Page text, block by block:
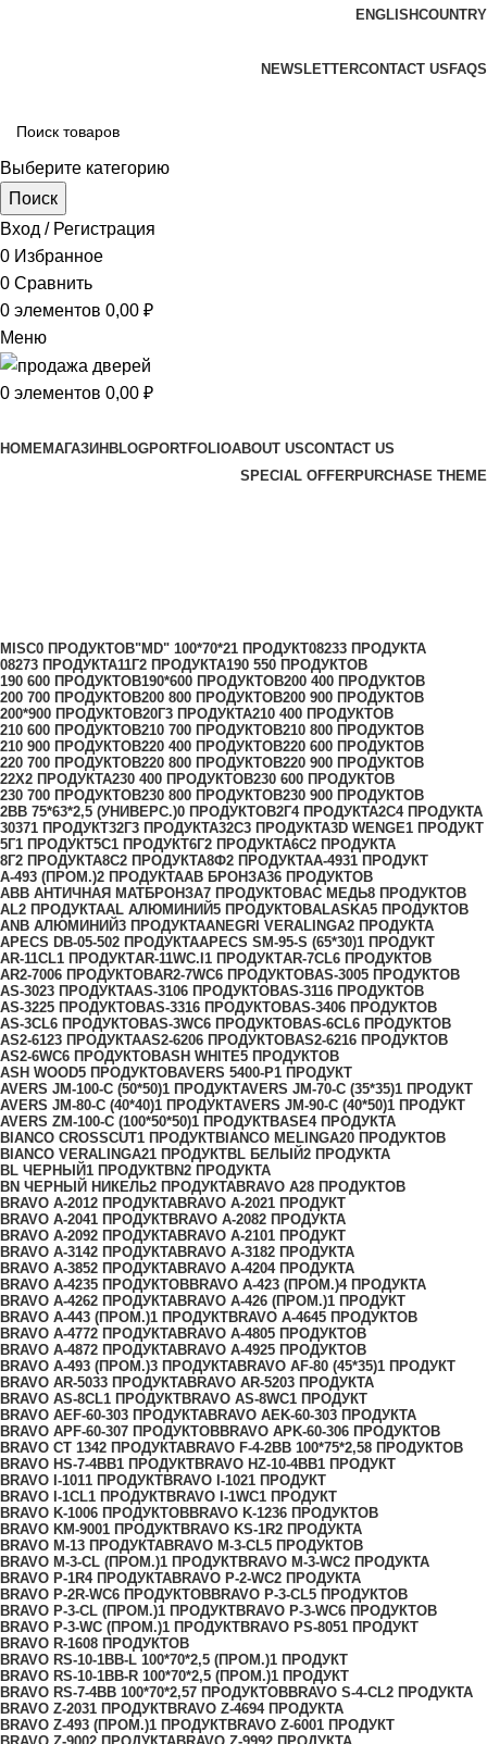
ENGLISHCOUNTRY
NEWSLETTERCONTACT US FAQS
Выберите категорию
Поиск
Вход / Регистрация
0 Избранное
0 Сравнить
0 элементов 0,00 ₽
Меню
0 элементов 0,00 ₽
HOMEМАГАЗИН BLOGPORTFOLIOABOUT USCONTACT US
SPECIAL OFFERPURCHASE THEME
MISC0 ПРОДУКТОВ"MD" 100*70*21 ПРОДУКТ08233 ПРОДУКТА
08273 ПРОДУКТА11Г2 ПРОДУКТА190 550 ПРОДУКТОВ
190 600 ПРОДУКТОВ190*600 ПРОДУКТОВ200 400 ПРОДУКТОВ
200 700 ПРОДУКТОВ200 800 ПРОДУКТОВ200 900 ПРОДУКТОВ
200*900 ПРОДУКТОВ20Г3 ПРОДУКТА210 400 ПРОДУКТОВ
210 600 ПРОДУКТОВ210 700 ПРОДУКТОВ210 800 ПРОДУКТОВ
210 900 ПРОДУКТОВ220 400 ПРОДУКТОВ220 600 ПРОДУКТОВ
220 700 ПРОДУКТОВ220 800 ПРОДУКТОВ220 900 ПРОДУКТОВ
22Х2 ПРОДУКТА230 400 ПРОДУКТОВ230 600 ПРОДУКТОВ
230 700 ПРОДУКТОВ230 800 ПРОДУКТОВ230 900 ПРОДУКТОВ
2ВВ 75*63*2,5 (УНИВЕРС.)0 ПРОДУКТОВ2Г4 ПРОДУКТА2С4 ПРОДУКТА
30371 ПРОДУКТ32Г3 ПРОДУКТА32С3 ПРОДУКТА3D WENGE1 ПРОДУКТ
5Г1 ПРОДУКТ5С1 ПРОДУКТ6Г2 ПРОДУКТА6С2 ПРОДУКТА
8Г2 ПРОДУКТА8С2 ПРОДУКТА8Ф2 ПРОДУКТАA-4931 ПРОДУКТ
A-493 (ПРОМ.)2 ПРОДУКТАAB БРОНЗА36 ПРОДУКТОВ
ABB АНТИЧНАЯ МАТБРОНЗА7 ПРОДУКТОВAC МЕДЬ8 ПРОДУКТОВ
AL2 ПРОДУКТАAL АЛЮМИНИЙ5 ПРОДУКТОВALASKA5 ПРОДУКТОВ
ANB АЛЮМИНИЙ3 ПРОДУКТАANEGRI VERALINGA2 ПРОДУКТА
APECS DB-05-502 ПРОДУКТАAPECS SM-95-S (65*30)1 ПРОДУКТ
AR-11CL1 ПРОДУКТAR-11WC.I 1 ПРОДУКТAR-7CL6 ПРОДУКТОВ
AR2-7006 ПРОДУКТОВAR2-7WC6 ПРОДУКТОВAS-3005 ПРОДУКТОВ
AS-3023 ПРОДУКТАAS-3106 ПРОДУКТОВAS-3116 ПРОДУКТОВ
AS-3225 ПРОДУКТОВAS-3316 ПРОДУКТОВAS-3406 ПРОДУКТОВ
AS-3CL6 ПРОДУКТОВAS-3WC6 ПРОДУКТОВAS-6CL6 ПРОДУКТОВ
AS2-6123 ПРОДУКТАAS2-6206 ПРОДУКТОВAS2-6216 ПРОДУКТОВ
AS2-6WC6 ПРОДУКТОВASH WHITE5 ПРОДУКТОВ
ASH WOOD5 ПРОДУКТОВAVERS 5400-P1 ПРОДУКТ
AVERS JМ-100-С (50*50)1 ПРОДУКТAVERS JМ-70-С (35*35)1 ПРОДУКТ
AVERS JМ-80-С (40*40)1 ПРОДУКТAVERS JМ-90-С (40*50)1 ПРОДУКТ
AVERS ZM-100-С (100*50*50)1 ПРОДУКТBASE4 ПРОДУКТА
BIANCO CROSSCUT1 ПРОДУКТBIANCO MELINGA20 ПРОДУКТОВ
BIANCO VERALINGA21 ПРОДУКТBL БЕЛЫЙ2 ПРОДУКТА
BL ЧЕРНЫЙ1 ПРОДУКТBN2 ПРОДУКТА
BN ЧЕРНЫЙ НИКЕЛЬ2 ПРОДУКТАBRAVO A28 ПРОДУКТОВ
BRAVO A-2012 ПРОДУКТАBRAVO A-2021 ПРОДУКТ
BRAVO A-2041 ПРОДУКТBRAVO A-2082 ПРОДУКТА
BRAVO A-2092 ПРОДУКТАBRAVO A-2101 ПРОДУКТ
BRAVO A-3142 ПРОДУКТАBRAVO A-3182 ПРОДУКТА
BRAVO A-3852 ПРОДУКТАBRAVO A-4204 ПРОДУКТА
BRAVO A-4235 ПРОДУКТОВBRAVO A-423 (ПРОМ.)4 ПРОДУКТА
BRAVO A-4262 ПРОДУКТАBRAVO A-426 (ПРОМ.)1 ПРОДУКТ
BRAVO A-443 (ПРОМ.)1 ПРОДУКТBRAVO A-4645 ПРОДУКТОВ
BRAVO A-4772 ПРОДУКТАBRAVO A-4805 ПРОДУКТОВ
BRAVO A-4872 ПРОДУКТАBRAVO A-4925 ПРОДУКТОВ
BRAVO A-493 (ПРОМ.)3 ПРОДУКТАBRAVO AF-80 (45*35)1 ПРОДУКТ
BRAVO AR-5033 ПРОДУКТАBRAVO AR-5203 ПРОДУКТА
BRAVO AS-8CL1 ПРОДУКТBRAVO AS-8WC1 ПРОДУКТ
BRAVO AЕF-60-303 ПРОДУКТАBRAVO AЕK-60-303 ПРОДУКТА
BRAVO AРF-60-307 ПРОДУКТОВBRAVO AРK-60-306 ПРОДУКТОВ
BRAVO CT 1342 ПРОДУКТАBRAVO F-4-2BB 100*75*2,58 ПРОДУКТОВ
BRAVO HS-7-4BB1 ПРОДУКТBRAVO HZ-10-4BB1 ПРОДУКТ
BRAVO I-1011 ПРОДУКТBRAVO I-1021 ПРОДУКТ
BRAVO I-1CL1 ПРОДУКТBRAVO I-1WC1 ПРОДУКТ
BRAVO K-1006 ПРОДУКТОВBRAVO K-1236 ПРОДУКТОВ
BRAVO KM-9001 ПРОДУКТBRAVO KS-1R2 ПРОДУКТА
BRAVO M-13 ПРОДУКТАBRAVO M-3-CL5 ПРОДУКТОВ
BRAVO M-3-CL (ПРОМ.)1 ПРОДУКТBRAVO M-3-WC2 ПРОДУКТА
BRAVO P-1R4 ПРОДУКТАBRAVO P-2-WC2 ПРОДУКТА
BRAVO P-2R-WC6 ПРОДУКТОВBRAVO P-3-CL5 ПРОДУКТОВ
BRAVO P-3-CL (ПРОМ.)1 ПРОДУКТBRAVO P-3-WC6 ПРОДУКТОВ
BRAVO P-3-WC (ПРОМ.)1 ПРОДУКТBRAVO PS-8051 ПРОДУКТ
BRAVO R-1608 ПРОДУКТОВ
BRAVO RS-10-1BB-L 100*70*2,5 (ПРОМ.)1 ПРОДУКТ
BRAVO RS-10-1BB-R 100*70*2,5 (ПРОМ.)1 ПРОДУКТ
BRAVO RS-7-4BB 100*70*2,57 ПРОДУКТОВBRAVO S-4-CL2 ПРОДУКТА
BRAVO Z-2031 ПРОДУКТBRAVO Z-4694 ПРОДУКТА
BRAVO Z-493 (ПРОМ.)1 ПРОДУКТBRAVO Z-6001 ПРОДУКТ